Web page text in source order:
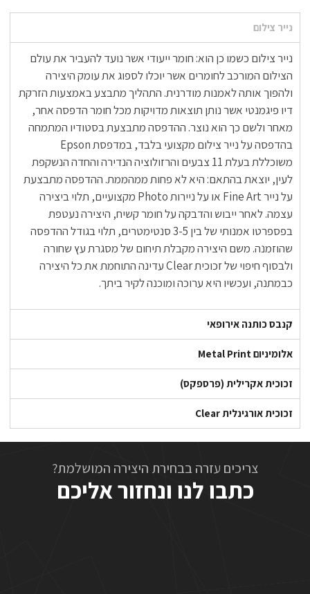
נייר צילום
נייר צילום כשמו כן הוא: חומר ייעודי אשר נועד להעביר את עולם
הצילום המורכב לחומרים אשר יוכלו לספוג את עומק היצירה
ולהפוך אותה לאמנות מודרנית. התהליך מתבצע באמצעות הזרקת
דיו פיגמנטי אשר נותן תוצאות מדויקות מכל חומר הדפסה אחר,
מאחר ולשם כך הוא נוצר. ההדפסה מתבצעת בסטודיו המתמחה
בהדפסה על נייר צילום מקצועי בלבד, במדפסת Epson
משוכללת בעלת 11 צבעים והרזולוציה הנדירה והחדה הנשקפת
לעין, יוצאת בהתאם: היא לא פחות ממהממת. ההדפסה מתבצעת
על נייר Fine Art או על ניירות Photo מקצועיים, תלוי ביצירה
עצמה. לאחר ייבוש והדבקה על חומר קשיח, היצירה נעטפת
בפספרטו אמנותי של בין 3-5 סנטימטרים, תלוי בגודל ההדפסה
שהוזמנה. משם היצירה מקבלת תיחום של מסגרת עץ שחורה
ולבסוף חיפוי של זכוכית Clear עדינה התוחמת את כל היצירה
כבמתנה, ועכשיו היא ערוכה ומוכנה לקיר ביתך.
קנבס כותנה אירופאי
אלומיניום Metal Print
זכוכית אקרילית (פרספקס)
זכוכית אורגינלית Clear
צריכים עזרה בבחירת היצירה המושלמת?
כתבו לנו ונחזור אליכם